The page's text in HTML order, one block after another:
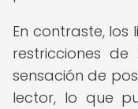
En contraste, los
restricciones
sensación de
lector, lo que